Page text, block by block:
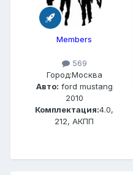
Members
569
Город:Москва
Авто: ford mustang
2010
Комплектация:4.0,
212, АКПП